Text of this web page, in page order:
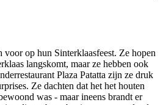
op hun Sinterklaasfeest. Ze hopen
langskomt, maar ze hebben ook
Plaza Patatta zijn ze druk
Ze dachten dat het het houten
was - maar ineens brandt er